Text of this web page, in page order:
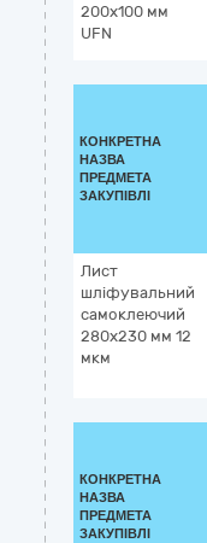
200х100 мм
UFN
КОНКРЕТНА
НАЗВА
ПРЕДМЕТА
ЗАКУПІВЛІ
Лист
шліфувальний
самоклеючий
280х230 мм 12
мкм
КОНКРЕТНА
НАЗВА
ПРЕДМЕТА
ЗАКУПІВЛІ